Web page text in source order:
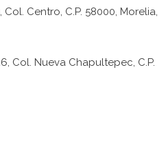
Centro, C.P. 58000, Morelia,
Col. Nueva Chapultepec, C.P.